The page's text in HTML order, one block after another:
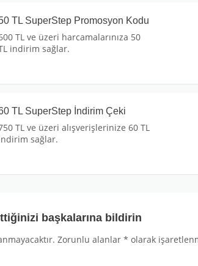
TL SuperStep Promosyon Kodu
TL ve üzeri harcamalarınıza 50
indirim sağlar.
TL SuperStep İndirim Çeki
TL ve üzeri alışverişlerinize 60 TL
sağlar.
başkalarına bildirin
Zorunlu alanlar * olarak